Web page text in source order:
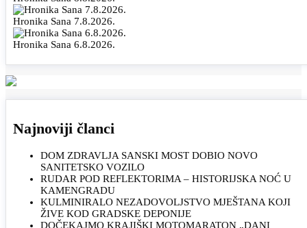
Hronika Sana 7.8.2026.
Hronika Sana 6.8.2026.
Najnoviji članci
DOM ZDRAVLJA SANSKI MOST DOBIO NOVO
SANITETSKO VOZILO
RUDAR POD REFLEKTORIMA – HISTORIJSKA NOĆ U
KAMENGRADU
KULMINIRALO NEZADOVOLJSTVO MJEŠTANA KOJI
ŽIVE KOD GRADSKE DEPONIJE
DOČEKAJMO KRAJIŠKI MOTOMARATON „DANI